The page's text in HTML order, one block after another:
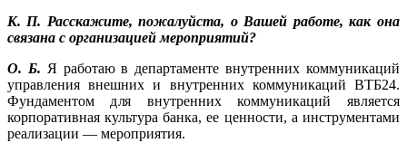
К. П. Расскажите, пожалуйста, о Вашей работе, как она
связана с организацией мероприятий?
О. Б. Я работаю в департаменте внутренних коммуникаций
управления внешних и внутренних коммуникаций ВТБ24.
Фундаментом для внутренних коммуникаций является
корпоративная культура банка, ее ценности, а инструментами
реализации — мероприятия.